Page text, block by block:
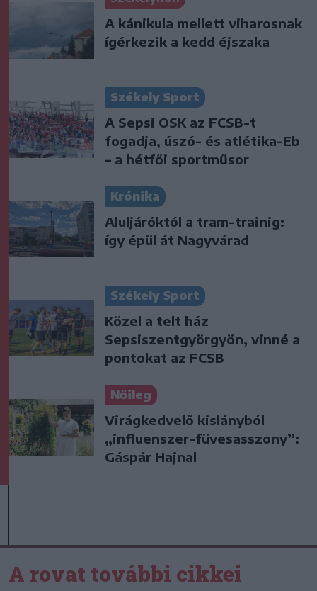
A kánikula mellett viharosnak
ígérkezik a kedd éjszaka
Székely Sport
A Sepsi OSK az FCSB-t
fogadja, úszó- és atlétika-Eb
– a hétfői sportműsor
Krónika
Aluljáróktól a tram-trainig:
így épül át Nagyvárad
Székely Sport
Közel a telt ház
Sepsiszentgyörgyön, vinné a
pontokat az FCSB
Nőileg
Virágkedvelő kislányból
„influenszer-füvesasszony”:
Gáspár Hajnal
A rovat további cikkei